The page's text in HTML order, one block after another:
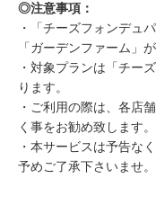
◎注意事項：
・「チーズフォンデュ
「ガーデンファーム」
・対象プランは「チー
ります。
・ご利用の際は、各店
く事をお勧め致します。
・本サービスは予告な
予めご了承下さいませ。